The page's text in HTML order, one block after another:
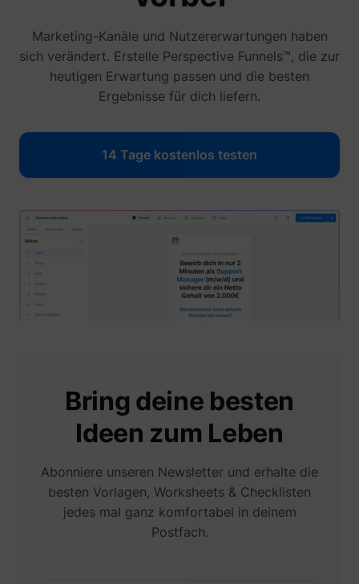
Marketing-Kanäle und Nutzererwartungen haben
sich verändert. Erstelle Perspective Funnels™, die zur
heutigen Erwartung passen und die besten
Ergebnisse für dich liefern.
14 Tage kostenlos testen
Bring deine besten
Ideen zum Leben
Abonniere unseren Newsletter und erhalte die
besten Vorlagen, Worksheets & Checklisten
jedes mal ganz komfortabel in deinem
Postfach.